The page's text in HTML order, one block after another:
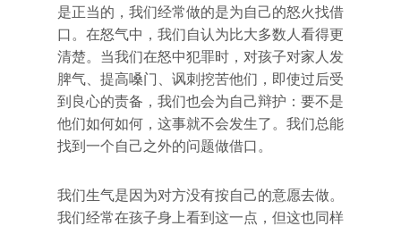
是正当的，我们经常做的是为自己的怒火找借
口。在怒气中，我们自认为比大多数人看得更
清楚。当我们在怒中犯罪时，对孩子对家人发
脾气、提高嗓门、讽刺挖苦他们，即使过后受
到良心的责备，我们也会为自己辩护：要不是
他们如何如何，这事就不会发生了。我们总能
找到一个自己之外的问题做借口。
我们生气是因为对方没有按自己的意愿去做。
我们经常在孩子身上看到这一点，但这也同样